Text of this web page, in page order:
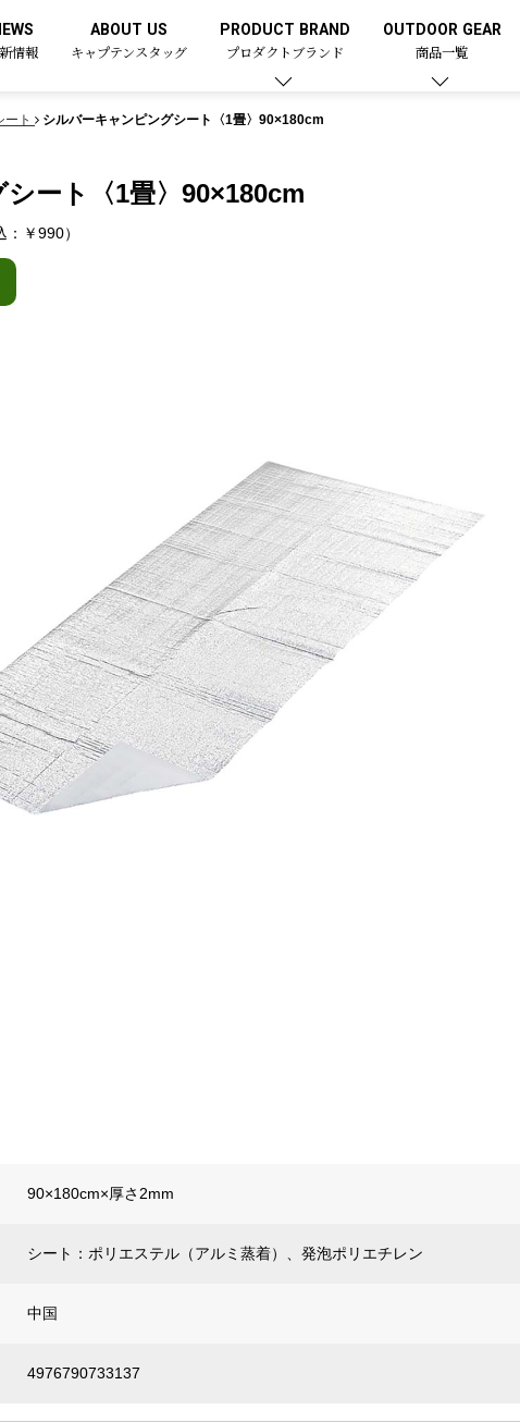
情報
ABOUT US
キャプテンスタッグ
PRODUCT BRAND
プロダクトブランド
OUTDOOR GEAR
商品一覧
ート シルバーキャンピングシート〈1畳〉90×180cm
ート〈1畳〉90×180cm
：￥990）
90×180cm×厚さ2mm
シート：ポリエステル（アルミ蒸着）、発泡ポリエチレン
中国
4976790733137